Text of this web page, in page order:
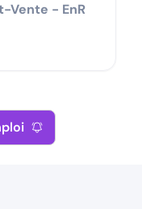
Vente - EnR